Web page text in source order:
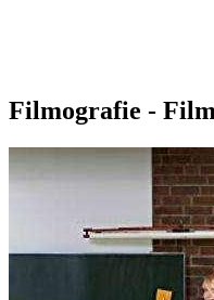
Filmografie -